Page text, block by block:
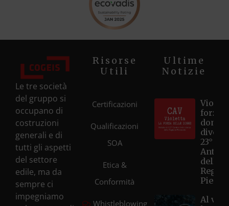
Le tre società
del gruppo si
occupano di
costruzioni
generali e di
tutti gli aspetti
del settore
edile, ma da
sempre ci
impegniamo
Risorse
Utili
Certificazioni
Qualificazioni
SOA
Etica &
Conformità
Whistleblowing
Ultime
Notizie
forza
donne
23°
della
Al via i